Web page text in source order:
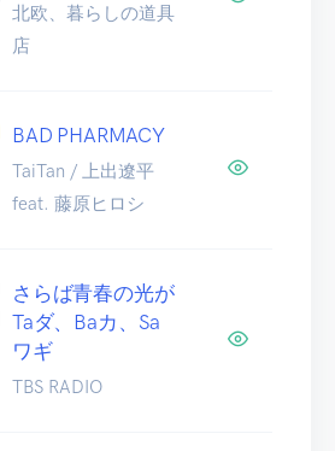
北欧、暮らしの道具
店
BAD PHARMACY
TaiTan / 上出遼平
feat. 藤原ヒロシ
さらば青春の光が
Taダ、Baカ、Sa
ワギ
TBS RADIO